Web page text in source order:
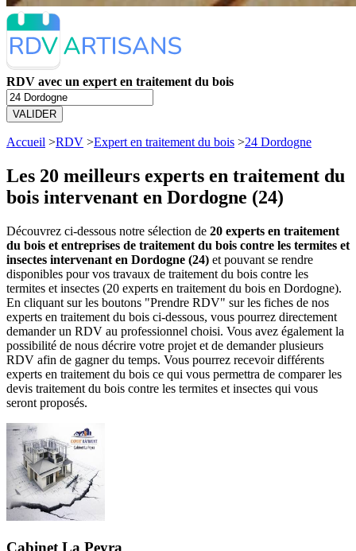
RDV avec un expert en traitement du bois
VALIDER
Accueil >RDV >Expert en traitement du bois >24 Dordogne
Les 20 meilleurs experts en traitement du
bois intervenant en Dordogne (24)
Découvrez ci-dessous notre sélection de 20 experts en traitement
du bois et entreprises de traitement du bois contre les termites et
insectes intervenant en Dordogne (24) et pouvant se rendre
disponibles pour vos travaux de traitement du bois contre les
termites et insectes (20 experts en traitement du bois en Dordogne).
En cliquant sur les boutons "Prendre RDV" sur les fiches de nos
experts en traitement du bois ci-dessous, vous pourrez directement
demander un RDV au professionnel choisi. Vous avez également la
possibilité de nous décrire votre projet et de demander plusieurs
RDV afin de gagner du temps. Vous pourrez recevoir différents
experts en traitement du bois ce qui vous permettra de comparer les
devis traitement du bois contre les termites et insectes qui vous
seront proposés.
Cabinet La Peyra